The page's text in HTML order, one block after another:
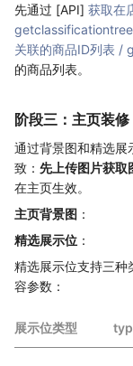
先通过 [API] 获取在
getclassificationtree
关联的商品ID列表
的商品列表。
阶段三：主页装修
通过背景图和精选展
致： 先上传图片获取
在主页生效。
主页背景图 ：
精选展示位 ：
精选展示位支持三种
容参数：
展示位类型